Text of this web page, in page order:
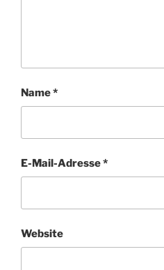
Name*
E-Mail-Adresse*
Website